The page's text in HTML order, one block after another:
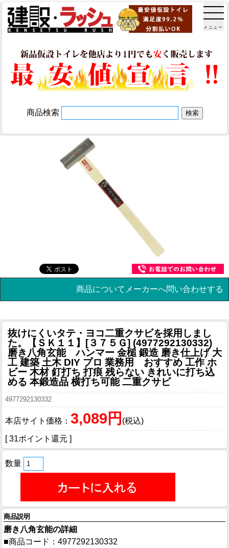
メニュー
商品検索
商品についてメーカーへ問い合わせする
抜けにくいタテ・ヨコ二重クサビを採用しまし
た。
【ＳＫ１１】[３７５Ｇ] (4977292130332)
磨き八角玄能 ハンマー 金槌 鍛造 磨き仕上げ 大
工 建築 土木 DIY プロ 業務用 おすすめ 工作 ホ
ビー 木材 釘打ち 打痕 残らない きれいに打ち込
める 本鍛造品 横打ち可能 二重クサビ
4977292130332
本店サイト価格： 3,089円 (税込)
[ 31ポイント還元 ]
数量
商品説明
磨き八角玄能の詳細
■商品コード：4977292130332